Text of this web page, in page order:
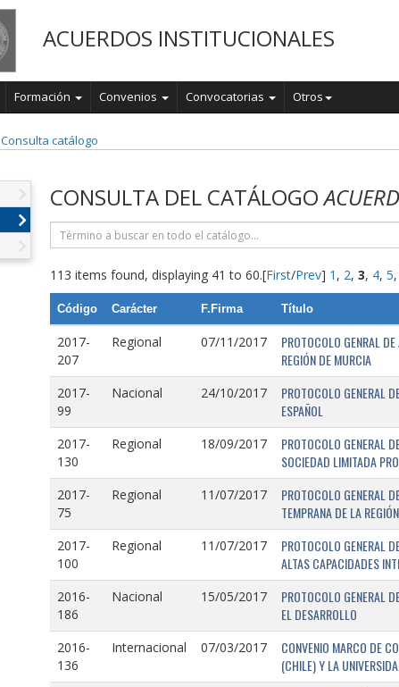
ACUERDOS INSTITUCIONALES
Formación Convenios Convocatorias Otros
Consulta catálogo
CONSULTA DEL CATÁLOGO
113 items found, displaying 41 to 60.[First/Prev] 1 , 2, 3, 4, 5,
Código Carácter F.Firma Título
2017-
207
Regional 07/11/2017
PROTOCOLO GENRAL
REGIÓN DE MURCIA
2017-
99
Nacional 24/10/2017
PROTOCOLO GENERAL
ESPAÑOL
2017-
130
Regional 18/09/2017
PROTOCOLO GENERAL
SOCIEDAD LIMITADA
2017-
75
Regional 11/07/2017
PROTOCOLO GENERAL
TEMPRANA DE LA
2017-
100
Regional 11/07/2017
PROTOCOLO GENERAL
ALTAS CAPACIDADES
2016-
186
Nacional 15/05/2017
PROTOCOLO GENERAL
EL DESARROLLO
2016-
136
Internacional 07/03/2017
CONVENIO MARCO DE
(CHILE) Y LA